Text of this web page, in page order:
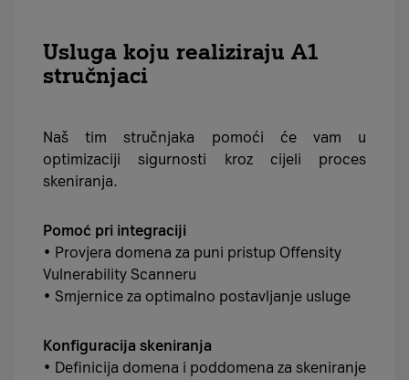
Usluga koju realiziraju A1
stručnjaci
Naš tim stručnjaka pomoći će vam u
optimizaciji sigurnosti kroz cijeli proces
skeniranja.
Pomoć pri integraciji
• Provjera domena za puni pristup Offensity
Vulnerability Scanneru
• Smjernice za optimalno postavljanje usluge
Konfiguracija skeniranja
• Definicija domena i poddomena za skeniranje